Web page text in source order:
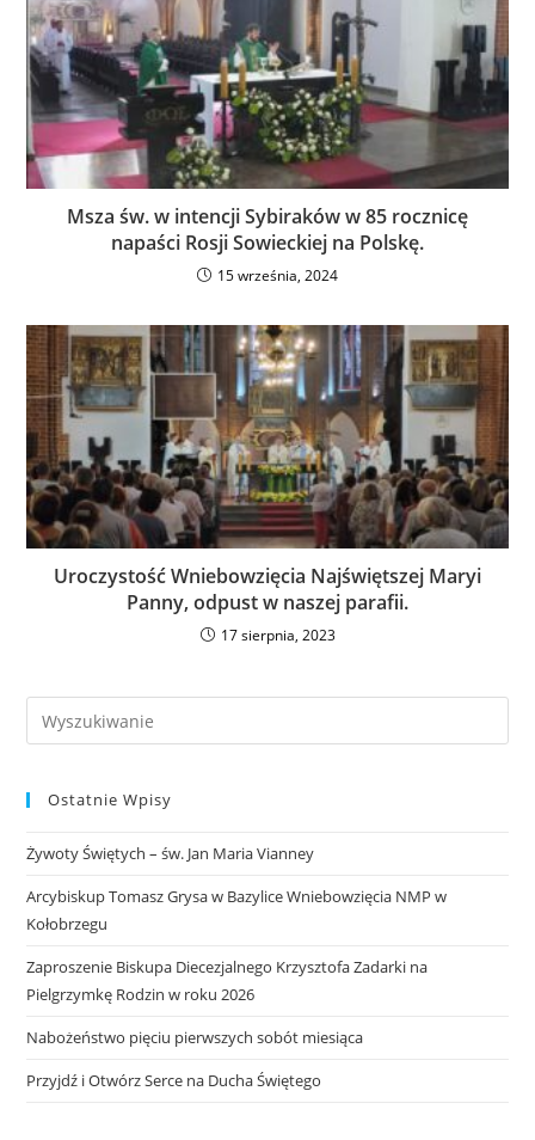
Msza św. w intencji Sybiraków w 85 rocznicę
napaści Rosji Sowieckiej na Polskę.
15 września, 2024
Uroczystość Wniebowzięcia Najświętszej Maryi
Panny, odpust w naszej parafii.
17 sierpnia, 2023
Ostatnie Wpisy
Żywoty Świętych – św. Jan Maria Vianney
Arcybiskup Tomasz Grysa w Bazylice Wniebowzięcia NMP w
Kołobrzegu
Zaproszenie Biskupa Diecezjalnego Krzysztofa Zadarki na
Pielgrzymkę Rodzin w roku 2026
Nabożeństwo pięciu pierwszych sobót miesiąca
Przyjdź i Otwórz Serce na Ducha Świętego